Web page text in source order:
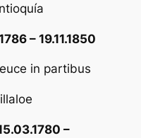
– 19.11.1850
in partibus
–